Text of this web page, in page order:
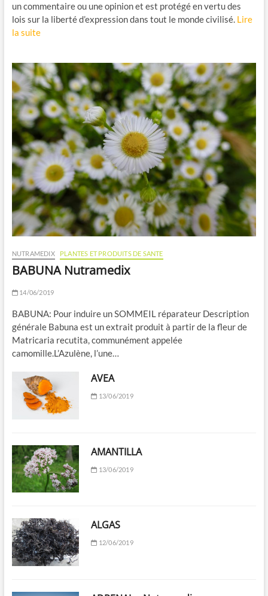
un commentaire ou une opinion et est protégé en vertu des
lois sur la liberté d’expression dans tout le monde civilisé. Lire
la suite
NUTRAMEDIX PLANTES ET PRODUITS DE SANTE
BABUNA Nutramedix
14/06/2019
BABUNA: Pour induire un SOMMEIL réparateur Description
générale Babuna est un extrait produit à partir de la fleur de
Matricaria recutita, communément appelée
camomille.L’Azulène, l’une…
AVEA
13/06/2019
AMANTILLA
13/06/2019
ALGAS
12/06/2019